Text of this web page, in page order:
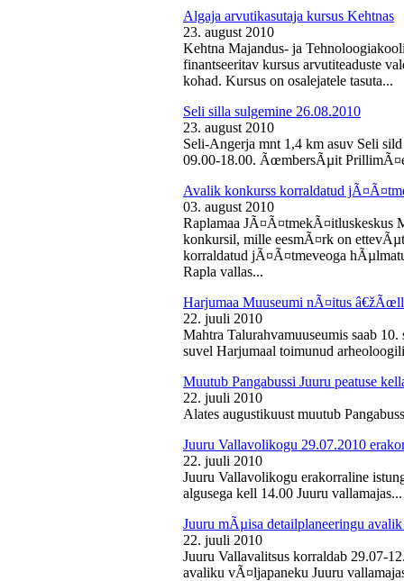
Algaja arvutikasutaja kursus Kehtnas
23. august 2010
Kehtna Majandus- ja
finantseeritav kursus arvutiteaduste
kohad. Kursus on osalejatele tasuta...
Seli silla sulgemine 26.08.2010
23. august 2010
Seli-Angerja mnt 1,4 km asuv Seli
09.00-18.00. ÃœmbersÃµit
Avalik konkurss korraldatud
03. august 2010
Raplamaa JÃ¤Ã¤tmekÃ¤itluskeskus
konkursil, mille eesmÃ¤rk on
korraldatud jÃ¤Ã¤tmeveoga
Rapla vallas...
Harjumaa Muuseumi nÃ¤itus
22. juuli 2010
Mahtra Talurahvamuuseumis saab
suvel Harjumaal toimunud
Muutub Pangabussi Juuru peatuse
22. juuli 2010
Alates augustikuust muutub
Juuru Vallavolikogu 29.07.2010
22. juuli 2010
Juuru Vallavolikogu erakorraline
algusega kell 14.00 Juuru vallamajas...
Juuru mÃµisa detailplaneeringu
22. juuli 2010
Juuru Vallavalitsus korraldab 29.07-
avaliku vÃ¤ljapaneku Juuru